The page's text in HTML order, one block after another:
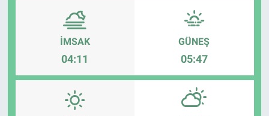
İMSAK
04:11
GÜNEŞ
05:47